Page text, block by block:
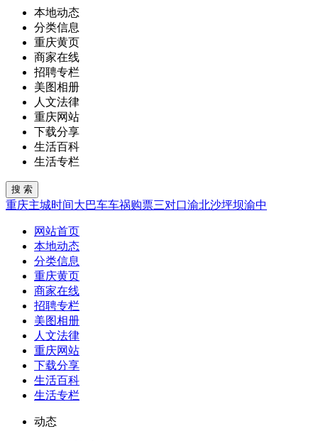
本地动态
分类信息
重庆黄页
商家在线
招聘专栏
美图相册
人文法律
重庆网站
下载分享
生活百科
生活专栏
重庆主城时间大巴车车祸购票三对口渝北沙坪坝渝中
网站首页
本地动态
分类信息
重庆黄页
商家在线
招聘专栏
美图相册
人文法律
重庆网站
下载分享
生活百科
生活专栏
动态